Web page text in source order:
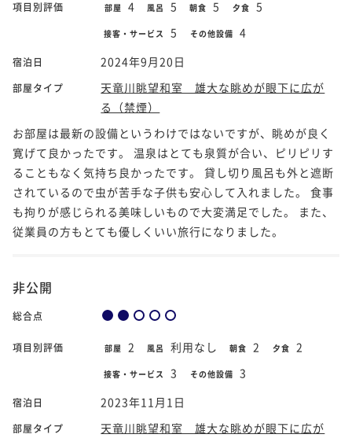
項目別評価 部屋 4 風呂 5 朝食 5 夕食 5
接客・サービス 5 その他設備 4
宿泊日 2024年9月20日
部屋タイプ
天竜川眺望和室 雄大な眺めが眼下に広が
る（禁煙）
お部屋は最新の設備というわけではないですが、眺めが良く
寛げて良かったです。 温泉はとても泉質が合い、ピリピリす
ることもなく気持ち良かったです。 貸し切り風呂も外と遮断
されているので虫が苦手な子供も安心して入れました。 食事
も拘りが感じられる美味しいもので大変満足でした。 また、
従業員の方もとても優しくいい旅行になりました。
非公開
総合点
項目別評価 部屋 2 風呂 利用なし 朝食 2 夕食 2
接客・サービス 3 その他設備 3
宿泊日 2023年11月1日
部屋タイプ
天竜川眺望和室 雄大な眺めが眼下に広が